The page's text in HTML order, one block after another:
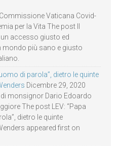
Vaticana Covid-
per la Vita The post Il
accesso giusto ed
mondo più sano e giusto
di parola”, dietro le quinte
Dicembre 29, 2020
monsignor Dario Edoardo
The post LEV: “Papa
dietro le quinte
appeared first on